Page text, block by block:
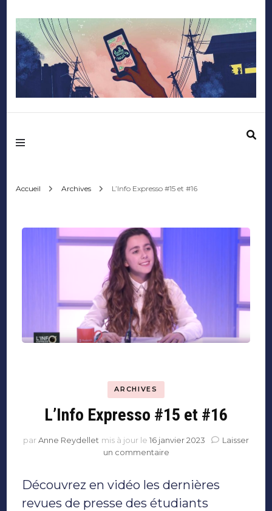
Mediafactory – Le
d'Audencia
Accueil Archives L’Info Expresso #15 et #16
ARCHIVES
L’Info Expresso #15 et #16
parAnne Reydellet mis à jour le 16 janvier 2023
Laisser
un commentairesur
#15
et
Découvrez en vidéo les dernières
revues de presse des étudiants